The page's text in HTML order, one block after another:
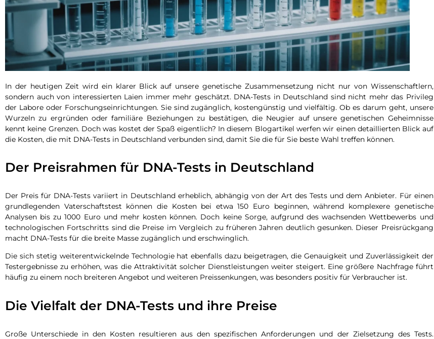
In der heutigen Zeit wird ein klarer Blick auf unsere genetische Zusammensetzung nicht nur von Wissenschaftlern,
sondern auch von interessierten Laien immer mehr geschätzt. DNA-Tests in Deutschland sind nicht mehr das Privileg
der Labore oder Forschungseinrichtungen. Sie sind zugänglich, kostengünstig und vielfältig. Ob es darum geht, unsere
Wurzeln zu ergründen oder familiäre Beziehungen zu bestätigen, die Neugier auf unsere genetischen Geheimnisse
kennt keine Grenzen. Doch was kostet der Spaß eigentlich? In diesem Blogartikel werfen wir einen detaillierten Blick auf
die Kosten, die mit DNA-Tests in Deutschland verbunden sind, damit Sie die für Sie beste Wahl treffen können.
Der Preisrahmen für DNA-Tests in Deutschland
Der Preis für DNA-Tests variiert in Deutschland erheblich, abhängig von der Art des Tests und dem Anbieter. Für einen
grundlegenden Vaterschaftstest können die Kosten bei etwa 150 Euro beginnen, während komplexere genetische
Analysen bis zu 1000 Euro und mehr kosten können. Doch keine Sorge, aufgrund des wachsenden Wettbewerbs und
technologischen Fortschritts sind die Preise im Vergleich zu früheren Jahren deutlich gesunken. Dieser Preisrückgang
macht DNA-Tests für die breite Masse zugänglich und erschwinglich.
Die sich stetig weiterentwickelnde Technologie hat ebenfalls dazu beigetragen, die Genauigkeit und Zuverlässigkeit der
Testergebnisse zu erhöhen, was die Attraktivität solcher Dienstleistungen weiter steigert. Eine größere Nachfrage führt
häufig zu einem noch breiteren Angebot und weiteren Preissenkungen, was besonders positiv für Verbraucher ist.
Die Vielfalt der DNA-Tests und ihre Preise
Große Unterschiede in den Kosten resultieren aus den spezifischen Anforderungen und der Zielsetzung des Tests.